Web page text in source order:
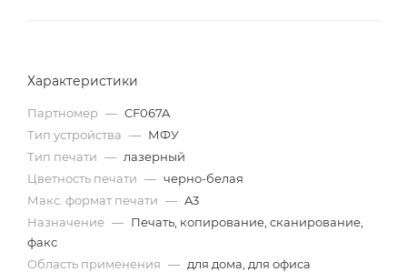
Характеристики
Партномер — CF067A
Тип устройства — МФУ
Тип печати — лазерный
Цветность печати — черно-белая
Макс. формат печати — A3
Назначение — Печать, копирование, сканирование,
факс
Область применения — для дома, для офиса